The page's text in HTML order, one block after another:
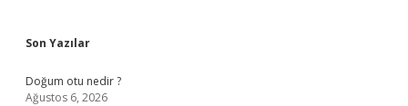
Sidebar
Son Yazılar
Doğum otu nedir ?
Ağustos 6, 2026